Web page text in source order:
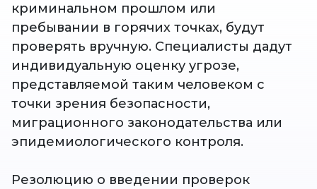
криминальном прошлом или
пребывании в горячих точках, будут
проверять вручную. Специалисты дадут
индивидуальную оценку угрозе,
представляемой таким человеком с
точки зрения безопасности,
миграционного законодательства или
эпидемиологического контроля.
Резолюцию о введении проверок